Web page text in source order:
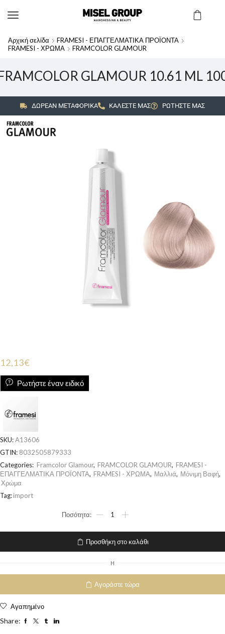
Αρχική σελίδα
FRAMESI - ΕΠΑΓΓΕΛΜΑΤΙΚΑ ΠΡΟΪΟΝΤΑ
FRAMESI - ΧΡΩΜΑ
FRAMCOLOR GLAMOUR
GLAMOUR 10.61 ML
ΔΩΡΕΑΝ ΜΕΤΑΦΟΡΙΚΑ ΚΑΛΕΣΤΕ ΜΑΣ ΡΩΤΗΣΤΕ ΜΑΣ
12,13€
Ρωτήστε έναν ειδικό
SKU:A13606
GTIN: 8032505879333
Categories: Framcolor Glamour, FRAMCOLOR GLAMOUR, FRAMESI -
ΕΠΑΓΓΕΛΜΑΤΙΚΑ ΠΡΟΪΟΝΤΑ, FRAMESI - ΧΡΩΜΑ, Μαλλιά, Μόνιμη Βαφή,
Χρώμα
Tag:import
Προσθήκη στο καλάθι
H
Αγοράστε τώρα
Αγαπημένο
Share: